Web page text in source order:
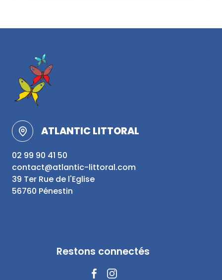
ATLANTIC LITTORAL
02 99 90 41 50
contact@atlantic-littoral.com
39 Ter Rue de l'Eglise
56760 Pénestin
Restons connectés